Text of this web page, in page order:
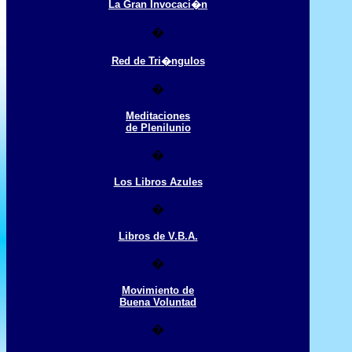
La Gran Invocaci�n
�
Red de Tri�ngulos
�
Meditaciones
de Plenilunio
�
Los Libros Azules
�
Libros de V.B.A.
�
Movimiento de
Buena Voluntad
�